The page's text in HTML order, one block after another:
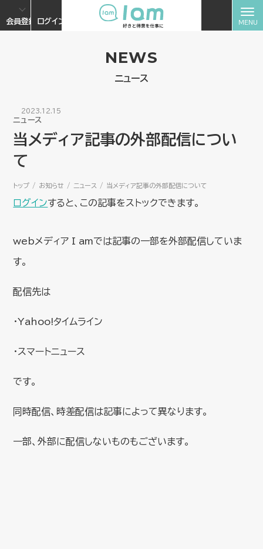
会員登録 ログイン
NEWS
ニュース
2023.12.15
ニュース
当メディア記事の外部配信につい
て
トップ お知らせ ニュース 当メディア記事の外部配信について
ログインすると、この記事をストックできます。
webメディア I amでは記事の一部を外部配信していま
す。
配信先は
・Yahoo!タイムライン
・スマートニュース
です。
同時配信、時差配信は記事によって異なります。
一部、外部に配信しないものもございます。